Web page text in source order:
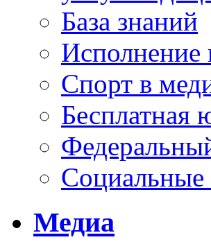
База знаний
Исполнение
Спорт в
Бесплатная
Социальные
Медиа